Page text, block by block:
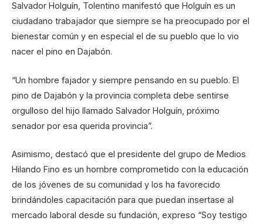
Salvador Holguín, Tolentino manifestó que Holguín es un
ciudadano trabajador que siempre se ha preocupado por el
bienestar común y en especial el de su pueblo que lo vio
nacer el pino en Dajabón.
“Un hombre fajador y siempre pensando en su pueblo. El
pino de Dajabón y la provincia completa debe sentirse
orgulloso del hijo llamado Salvador Holguín, próximo
senador por esa querida provincia”.
Asimismo, destacó que el presidente del grupo de Medios
Hilando Fino es un hombre comprometido con la educación
de los jóvenes de su comunidad y los ha favorecido
brindándoles capacitación para que puedan insertase al
mercado laboral desde su fundación, expreso “Soy testigo